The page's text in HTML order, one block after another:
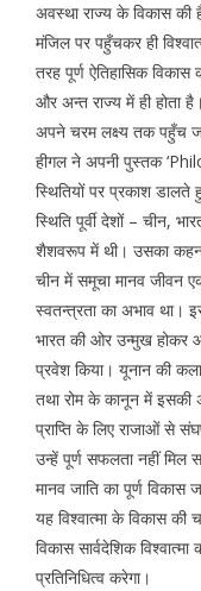
अवस्था राज्य के विकास
मंजिल पर पहुँचकर ही
तरह पूर्ण ऐतिहासिक विकास
और अन्त राज्य में ही होता
अपने चरम लक्ष्य तक पहुँच
हीगल ने अपनी पुस्तक
स्थितियों पर प्रकाश डालते
स्थिति पूर्वी देशों – चीन,
शैशवरूप में थी। उसका
चीन में समूचा मानव जीवन एक
स्वतन्त्रता का अभाव था।
भारत की ओर उन्मुख होकर
प्रवेश किया। यूनान की
तथा रोम के कानून में इसकी
प्राप्ति के लिए राजाओं से
उन्हें पूर्ण सफलता नहीं मिल
मानव जाति का पूर्ण विकास
यह विश्वात्मा के विकास की
विकास सार्वदेशिक विश्वात्मा
प्रतिनिधित्व करेगा।